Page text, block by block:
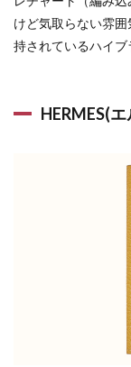
けど気取らない雰
持されているハイブ
HERMES(